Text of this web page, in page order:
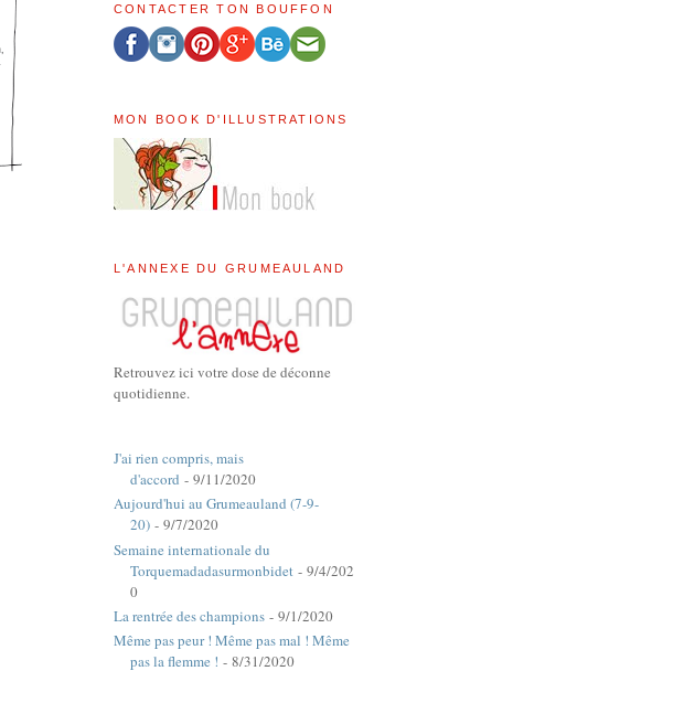
CONTACTER TON BOUFFON
MON BOOK D'ILLUSTRATIONS
L'ANNEXE DU GRUMEAULAND
Retrouvez ici votre dose de déconne
quotidienne.
J'ai rien compris, mais
d'accord - 9/11/2020
Aujourd'hui au Grumeauland (7-9-
20) - 9/7/2020
Semaine internationale du
Torquemadadasurmonbidet - 9/4/202
0
La rentrée des champions - 9/1/2020
Même pas peur ! Même pas mal ! Même
pas la flemme ! - 8/31/2020